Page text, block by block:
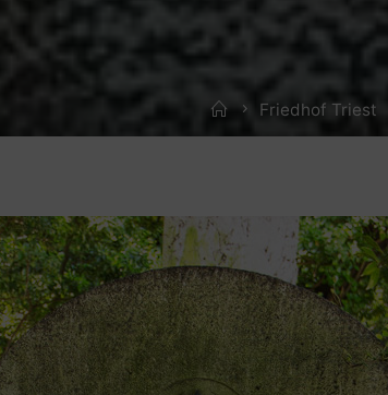
HomeFriedhof Triest